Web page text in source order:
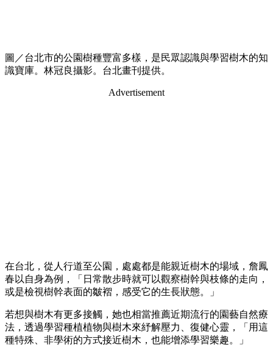
圖／台北市的公園樹種豐富多樣，是民眾認識與學習樹木的知
識寶庫。林冠良攝影。台北畫刊提供。
Advertisement
在台北，從人行道至公園，處處都是能親近樹木的場域，詹鳳
春以自身為例，「日常散步時就可以觀察樹幹與枝條的走向，
或是檢視樹幹表面的皺褶，感受它的生長狀態。」
若想與樹木有更多接觸，她也相當推薦近期流行的園藝自然療
法，透過學習種植植物與樹木來紓解壓力、復健心靈，「用這
種特殊、非學術的方式接近樹木，也能增添學習樂趣。」